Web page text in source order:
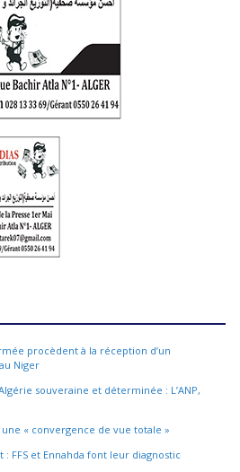
procèdent à la réception d’un
Niger
souveraine et déterminée : L’ANP,
« convergence de vue totale »
FFS et Ennahda font leur diagnostic